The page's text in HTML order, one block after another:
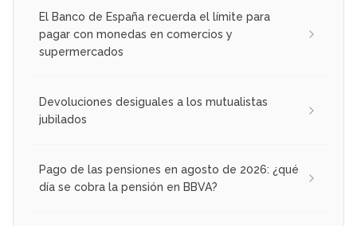
El Banco de España recuerda el límite para
pagar con monedas en comercios y
supermercados
Devoluciones desiguales a los mutualistas
jubilados
Pago de las pensiones en agosto de 2026: ¿qué
día se cobra la pensión en BBVA?